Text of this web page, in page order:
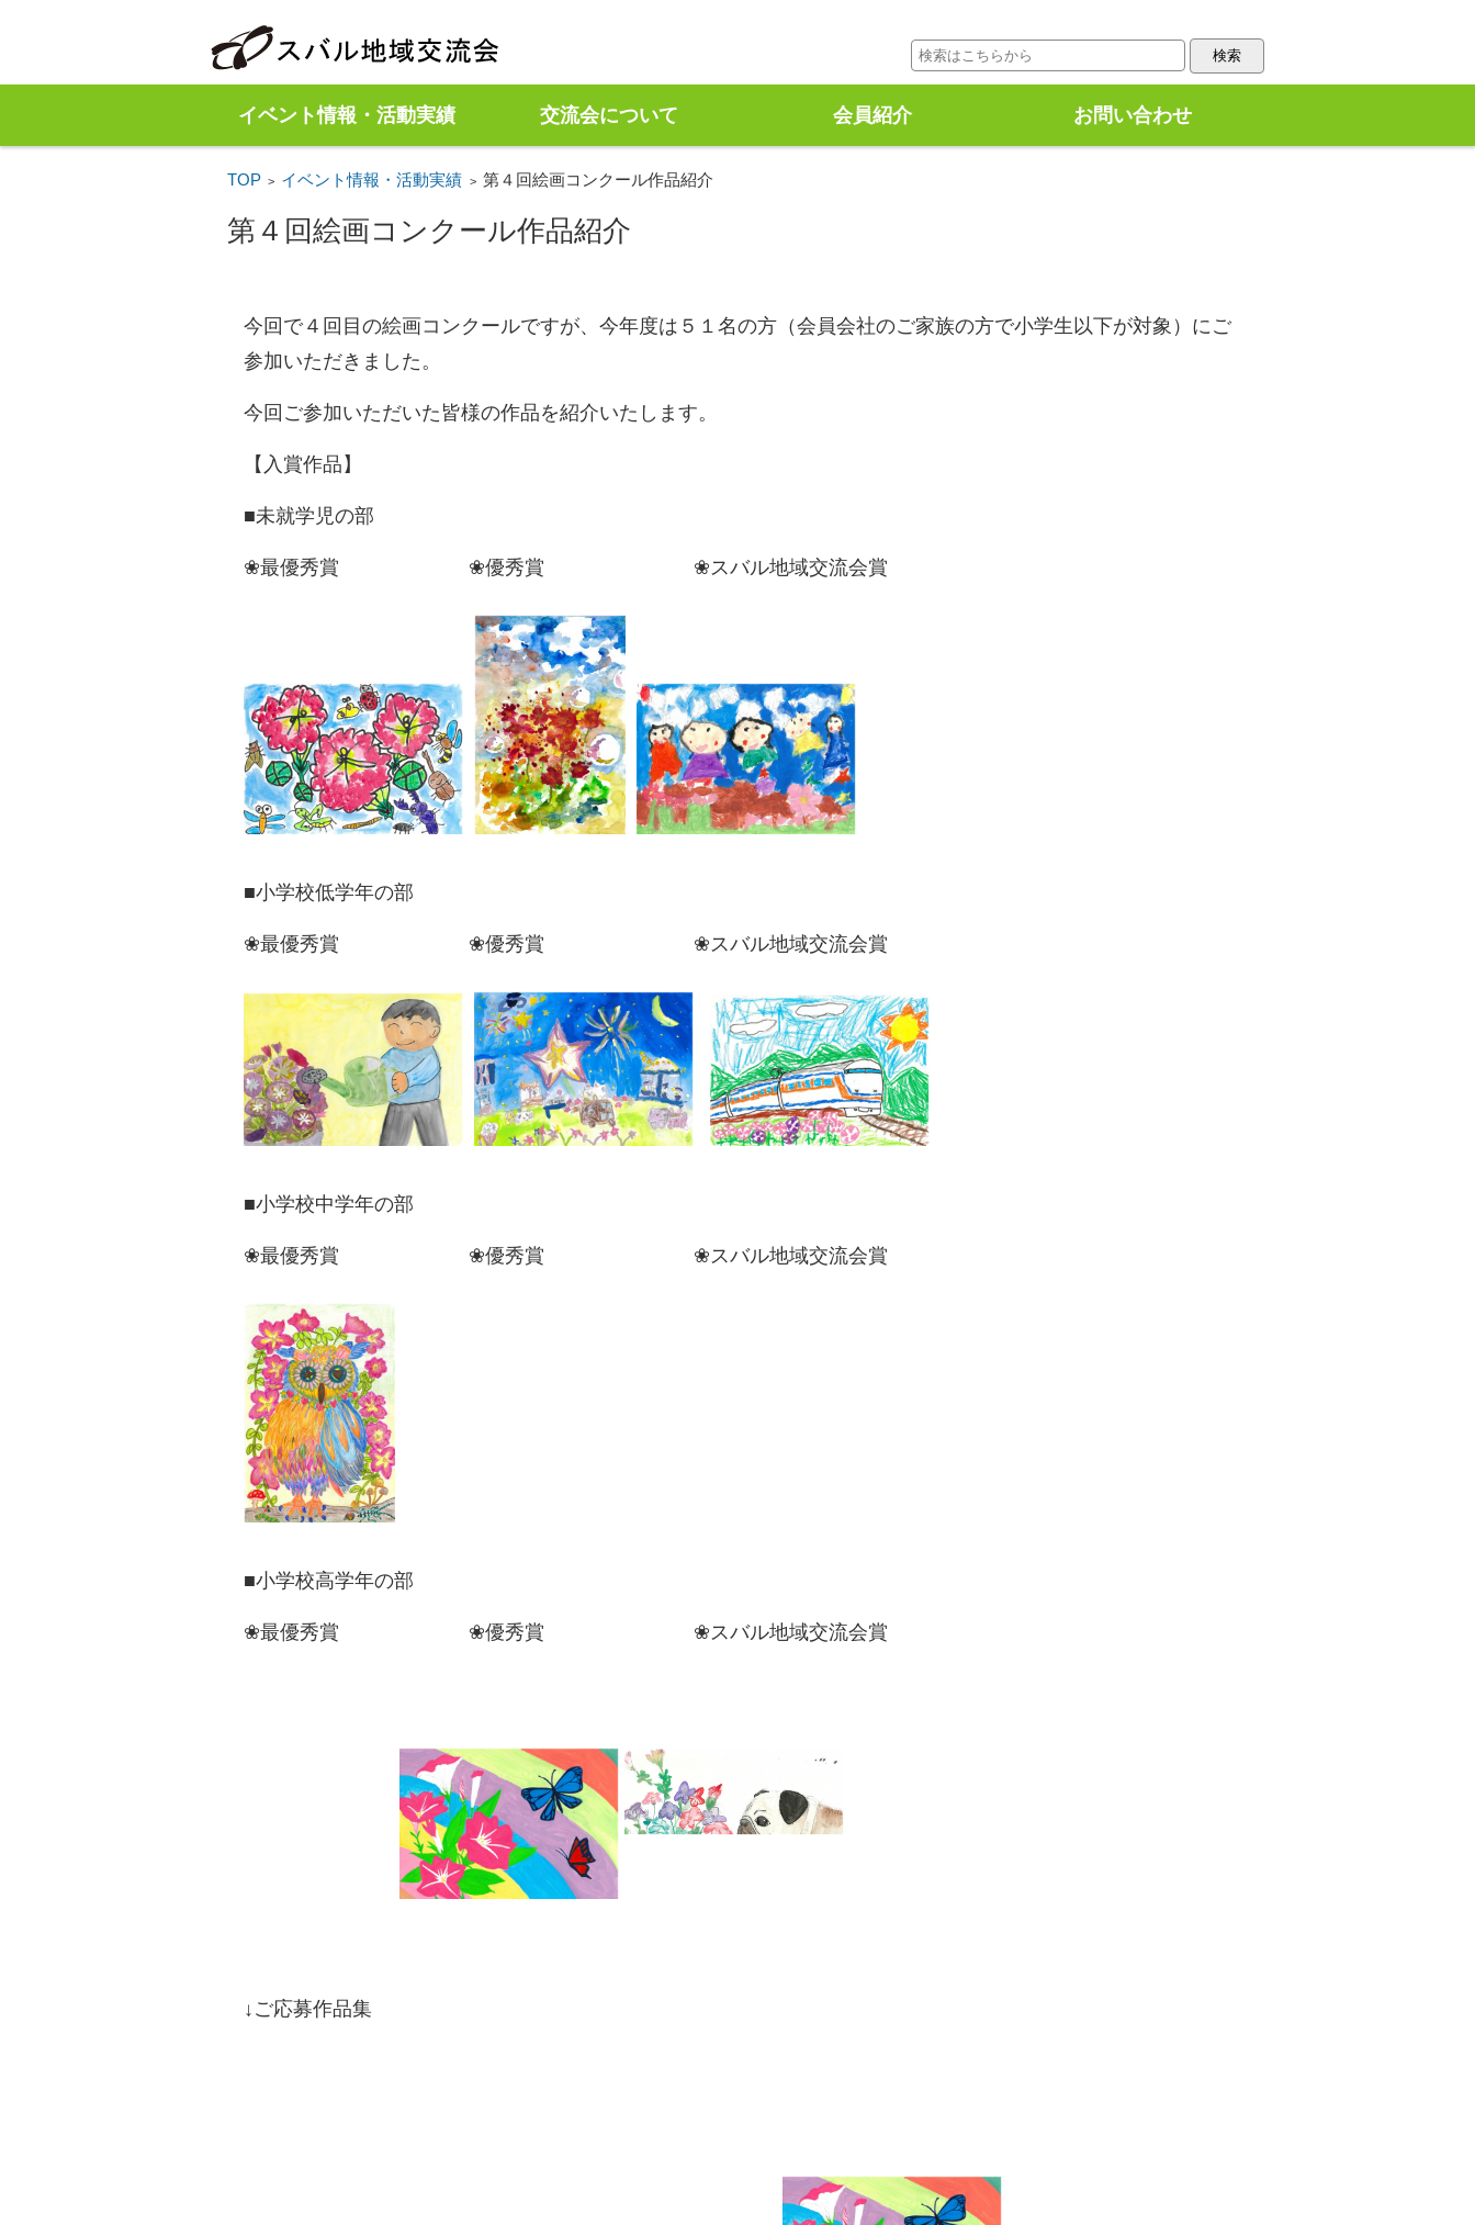
コンテンツに移動
イベント情報・活動実績 交流会について 会員紹介 お問い合わせ
TOP > イベント情報・活動実績 > 第４回絵画コンクール作品紹介
第４回絵画コンクール作品紹介
今回で４回目の絵画コンクールですが、今年度は５１名の方（会員会社のご家族の方で小学生以下が対象）にご
参加いただきました。
今回ご参加いただいた皆様の作品を紹介いたします。
【入賞作品】
■未就学児の部
❀最優秀賞 ❀優秀賞 ❀スバル地域交流会賞
■小学校低学年の部
❀最優秀賞 ❀優秀賞 ❀スバル地域交流会賞
■小学校中学年の部
❀最優秀賞 ❀優秀賞 ❀スバル地域交流会賞
■小学校高学年の部
❀最優秀賞 ❀優秀賞 ❀スバル地域交流会賞
↓ご応募作品集